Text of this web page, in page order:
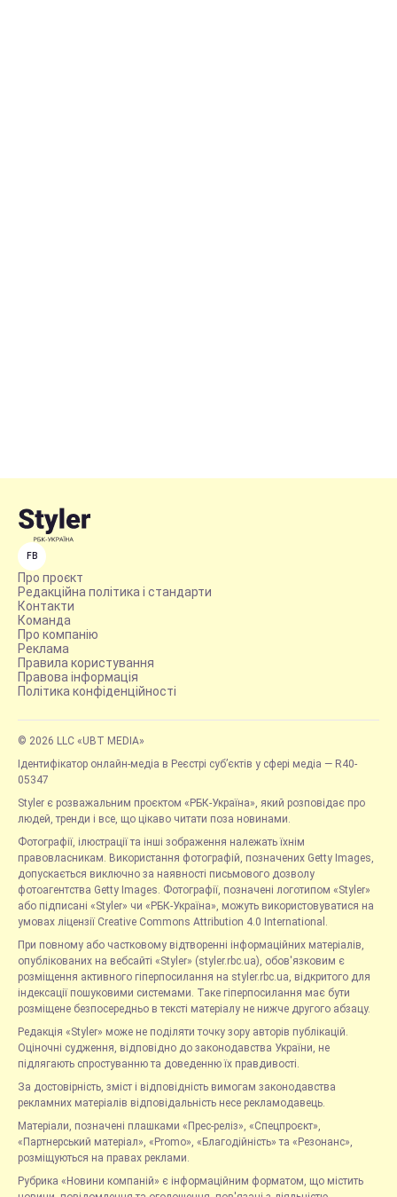
FB
Про проєкт
Редакційна політика і стандарти
Контакти
Команда
Про компанію
Реклама
Правила користування
Правова інформація
Політика конфіденційності
© 2026 LLC «UBT MEDIA»
Ідентифікатор онлайн-медіа в Реєстрі суб’єктів у сфері медіа — R40-
05347
Styler є розважальним проєктом «РБК-Україна», який розповідає про
людей, тренди і все, що цікаво читати поза новинами.
Фотографії, ілюстрації та інші зображення належать їхнім
правовласникам. Використання фотографій, позначених Getty Images,
допускається виключно за наявності письмового дозволу
фотоагентства Getty Images. Фотографії, позначені логотипом «Styler»
або підписані «Styler» чи «РБК-Україна», можуть використовуватися на
умовах ліцензії Creative Commons Attribution 4.0 International.
При повному або частковому відтворенні інформаційних матеріалів,
опублікованих на вебсайті «Styler» (styler.rbc.ua), обов'язковим є
розміщення активного гіперпосилання на styler.rbc.ua, відкритого для
індексації пошуковими системами. Таке гіперпосилання має бути
розміщене безпосередньо в тексті матеріалу не нижче другого абзацу.
Редакція «Styler» може не поділяти точку зору авторів публікацій.
Оціночні судження, відповідно до законодавства України, не
підлягають спростуванню та доведенню їх правдивості.
За достовірність, зміст і відповідність вимогам законодавства
рекламних матеріалів відповідальність несе рекламодавець.
Матеріали, позначені плашками «Прес-реліз», «Спецпроєкт»,
«Партнерський матеріал», «Promo», «Благодійність» та «Резонанс»,
розміщуються на правах реклами.
Рубрика «Новини компаній» є інформаційним форматом, що містить